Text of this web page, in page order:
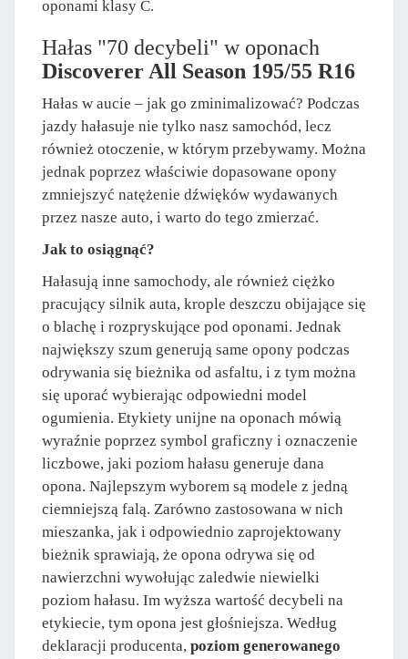
oponami klasy C.
Hałas "70 decybeli" w oponach
Discoverer All Season 195/55 R16
Hałas w aucie – jak go zminimalizować? Podczas
jazdy hałasuje nie tylko nasz samochód, lecz
również otoczenie, w którym przebywamy. Można
jednak poprzez właściwie dopasowane opony
zmniejszyć natężenie dźwięków wydawanych
przez nasze auto, i warto do tego zmierzać.
Jak to osiągnąć?
Hałasują inne samochody, ale również ciężko
pracujący silnik auta, krople deszczu obijające się
o blachę i rozpryskujące pod oponami. Jednak
największy szum generują same opony podczas
odrywania się bieżnika od asfaltu, i z tym można
się uporać wybierając odpowiedni model
ogumienia. Etykiety unijne na oponach mówią
wyraźnie poprzez symbol graficzny i oznaczenie
liczbowe, jaki poziom hałasu generuje dana
opona. Najlepszym wyborem są modele z jedną
ciemniejszą falą. Zarówno zastosowana w nich
mieszanka, jak i odpowiednio zaprojektowany
bieżnik sprawiają, że opona odrywa się od
nawierzchni wywołując zaledwie niewielki
poziom hałasu. Im wyższa wartość decybeli na
etykiecie, tym opona jest głośniejsza. Według
deklaracji producenta, poziom generowanego